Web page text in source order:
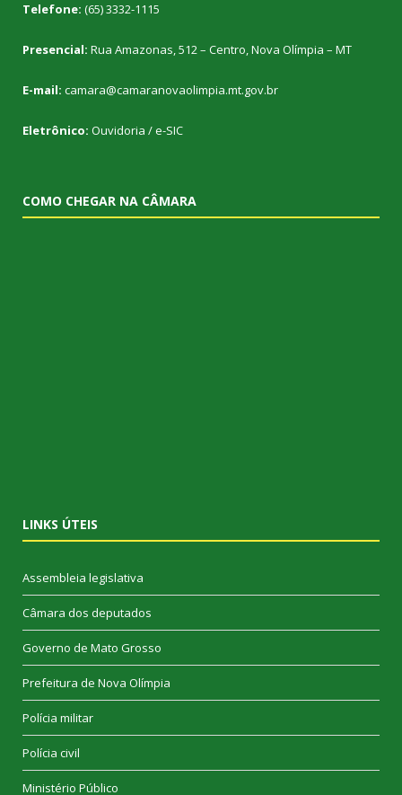
Telefone: (65) 3332-1115
Presencial: Rua Amazonas, 512 – Centro, Nova Olímpia – MT
E-mail: camara@camaranovaolimpia.mt.gov.br
Eletrônico: Ouvidoria /e-SIC
COMO CHEGAR NA CÂMARA
LINKS ÚTEIS
Assembleia legislativa
Câmara dos deputados
Governo de Mato Grosso
Prefeitura de Nova Olímpia
Polícia militar
Polícia civil
Ministério Público